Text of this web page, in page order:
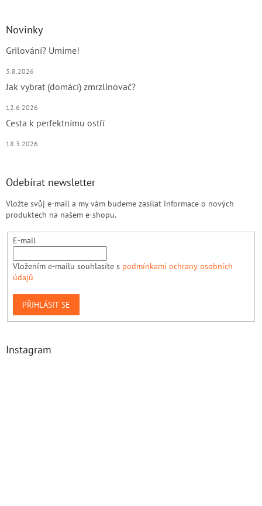
Novinky
Grilování? Umíme!
3.8.2026
Jak vybrat (domácí) zmrzlinovač?
12.6.2026
Cesta k perfektnímu ostří
18.3.2026
Odebírat newsletter
Vložte svůj e-mail a my vám budeme zasílat informace o nových
produktech na našem e-shopu.
E-mail
Vložením e-mailu souhlasíte s podmínkami ochrany osobních
údajů
PŘIHLÁSIT SE
Instagram